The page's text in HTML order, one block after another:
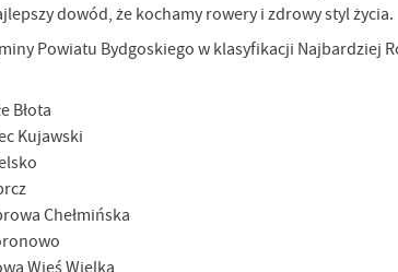
dowód, że kochamy rowery i zdrowy styl życia.
Powiatu Bydgoskiego w klasyfikacji Najbardziej
Błota
Kujawski
Chełmińska